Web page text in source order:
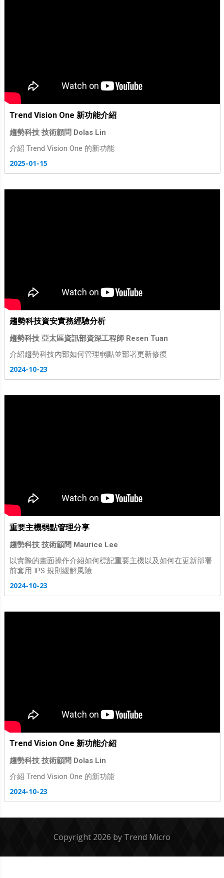
Trend Vision One 新功能介紹
趨勢科技 技術顧問 Dolas Lin
介紹 Trend Vision One 的新功能
2025-01-15
趨勢科技資安實務經驗分析
趨勢科技 亞太區資訊部資深工程師 Resen Tuan
介紹趨勢科技內部如何管理弱點並部署更新修復
2024-10-23
重要主機弱點管理分享
趨勢科技 技術顧問 Maurice Lee
以實際的畫面操作介紹如何標記重要主機以及如何在更新部署
前套用 IPS 規則緩解風險
2024-10-23
Trend Vision One 新功能介紹
趨勢科技 技術顧問 Dolas Lin
介紹 Trend Vision One 的新功能
2024-10-23
Copyright 2026 by Trend Micro